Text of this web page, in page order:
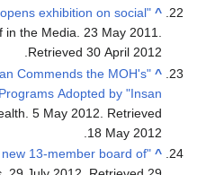
Salman opens exhibition on social
. Gulf in the Media. 23 May
Retrieved30 April
.
bin Salman Commends the MOH's
the Health Programs Adopted by
of Health. 5 May 2012
18 May
.
elects new 13-member board of